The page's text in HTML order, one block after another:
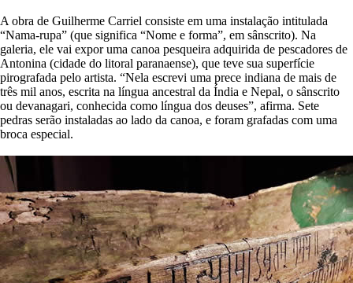
A obra de Guilherme Carriel consiste em uma instalação intitulada
“Nama-rupa” (que significa “Nome e forma”, em sânscrito). Na
galeria, ele vai expor uma canoa pesqueira adquirida de pescadores de
Antonina (cidade do litoral paranaense), que teve sua superfície
pirografada pelo artista. “Nela escrevi uma prece indiana de mais de
três mil anos, escrita na língua ancestral da Índia e Nepal, o sânscrito
ou devanagari, conhecida como língua dos deuses”, afirma. Sete
pedras serão instaladas ao lado da canoa, e foram grafadas com uma
broca especial.